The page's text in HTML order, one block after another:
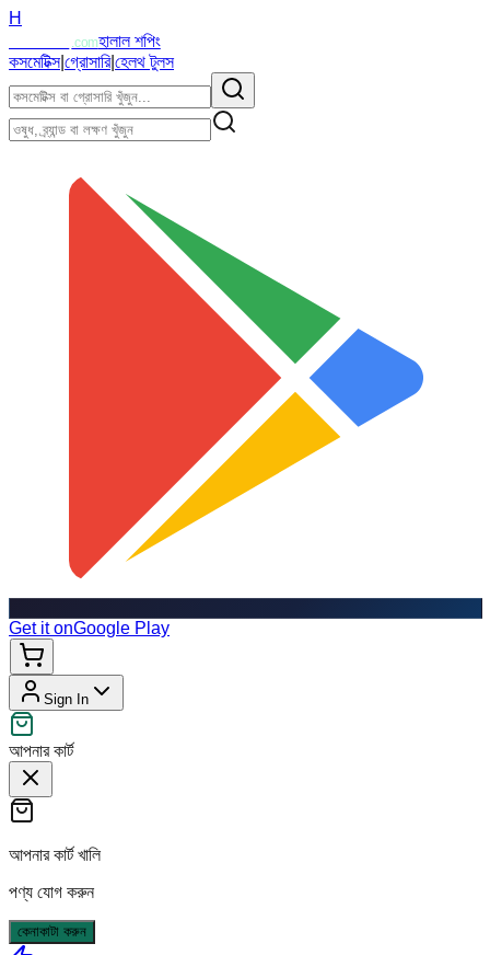
H
.comহালাল শপিং
কসমেটিক্স|গ্রোসারি|হেলথ টুলস
Get it onGoogle Play
Sign In
আপনার কার্ট
আপনার কার্ট খালি
পণ্য যোগ করুন
কেনাকাটা করুন